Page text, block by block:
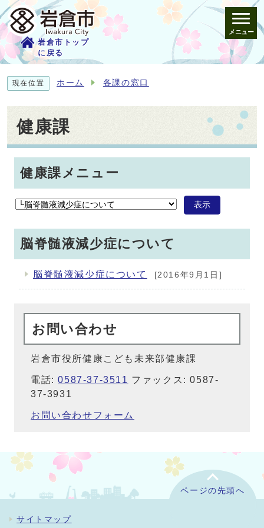
岩倉市トップ
に戻る
メニュー
現在位置 ホーム 各課の窓口
健康課
健康課メニュー
表示
脳脊髄液減少症について
脳脊髄液減少症について [2016年9月1日]
お問い合わせ
岩倉市役所健康こども未来部健康課
電話:0587-37-3511 ファックス: 0587-
37-3931
お問い合わせフォーム
ページの先頭へ
サイトマップ